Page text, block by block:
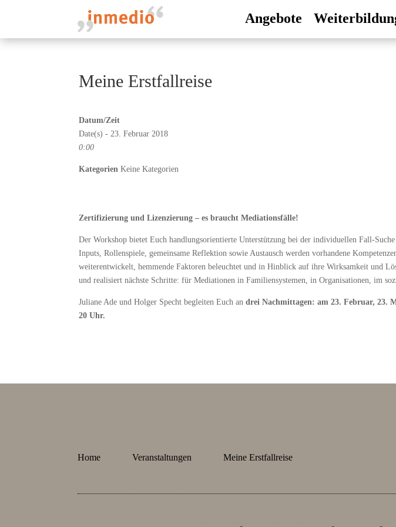
Angebote
Meine Erstfallreise
Datum/Zeit
Date(s) - 23. Februar 2018
0:00
Kategorien Keine Kategorien
Zertifizierung und Lizenzierung – es braucht Mediationsfälle!
Der Workshop bietet Euch handlungsorientierte Unterstützung bei der individuellen Fall-
Inputs, Rollenspiele, gemeinsame Reflektion sowie Austausch werden vorhandene
weiterentwickelt, hemmende Faktoren beleuchtet und in Hinblick auf ihre Wirksamkeit und
und realisiert nächste Schritte: für Mediationen in Familiensystemen, in Organisationen, im
Juliane Ade und Holger Specht begleiten Euch an drei Nachmittagen: am 23. Februar, 23.
20 Uhr.
Home Veranstaltungen Meine Erstfallreise